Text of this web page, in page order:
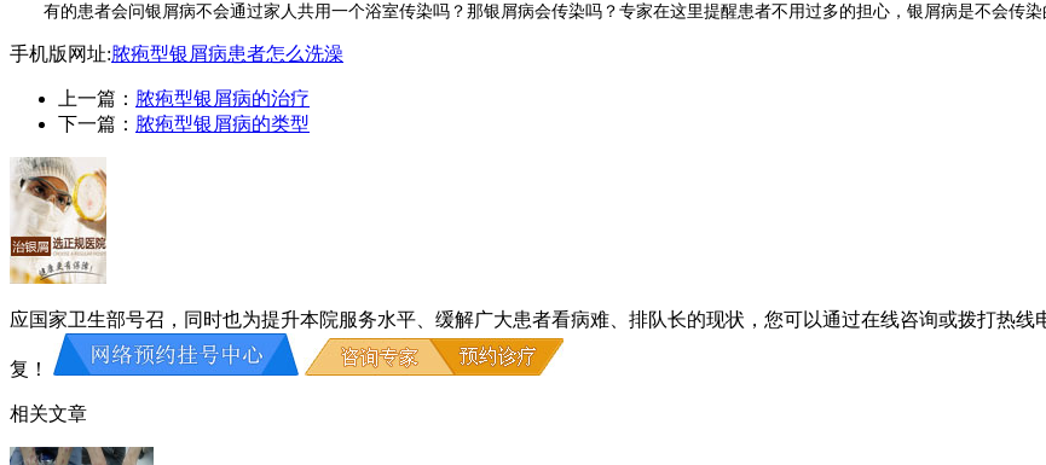
有的患者会问银屑病不会通过家人共用一个浴室传染吗？那银屑病会传染吗？专家在这里提醒患者不用过多的担心，银屑病是不会传染
手机版网址:脓疱型银屑病患者怎么洗澡
上一篇： 脓疱型银屑病的治疗
下一篇： 脓疱型银屑病的类型
应国家卫生部号召，同时也为提升本院服务水平、缓解广大患者看病难、排队长的现状，您可以通过在线咨询或拨打热
复！
相关文章